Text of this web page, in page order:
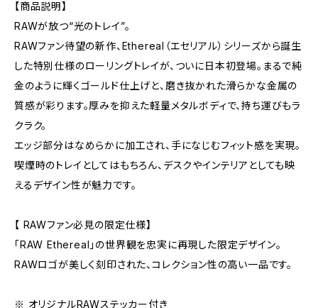
【商品説明】
RAWが放つ“光のトレイ”。
RAWファン待望の新作、Ethereal（エセリアル）シリーズから誕生
した特別仕様のローリングトレイが、ついに日本初登場。まるで純
金のように輝くゴールド仕上げと、磨き抜かれた滑らかな金属の
質感が彩ります。厚みを抑えた軽量メタルボディで、持ち運びもラ
クラク。
エッジ部分はなめらかに加工され、手になじむフィット感を実現。
喫煙時のトレイとしてはもちろん、デスクやインテリアとしても映
えるデザイン性が魅力です。
【 RAWファン必見の限定仕様】
「RAW Ethereal」の世界観を忠実に再現した限定デザイン。
RAWロゴが美しく刻印された、コレクション性の高い一品です。
※ オリジナルRAWステッカー付き